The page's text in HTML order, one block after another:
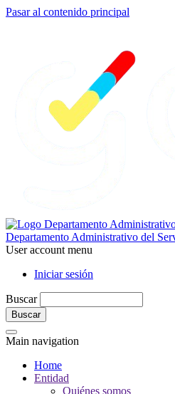
Pasar al contenido principal
Departamento Administrativo del
User account menu
Iniciar sesión
Buscar
Main navigation
Home
Entidad
Quiénes somos